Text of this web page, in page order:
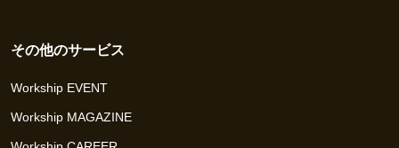
その他のサービス
Workship EVENT
Workship MAGAZINE